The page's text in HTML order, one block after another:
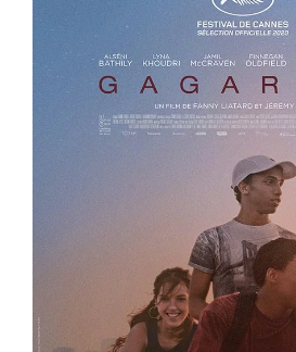
er ème ème
Voir la fiche film